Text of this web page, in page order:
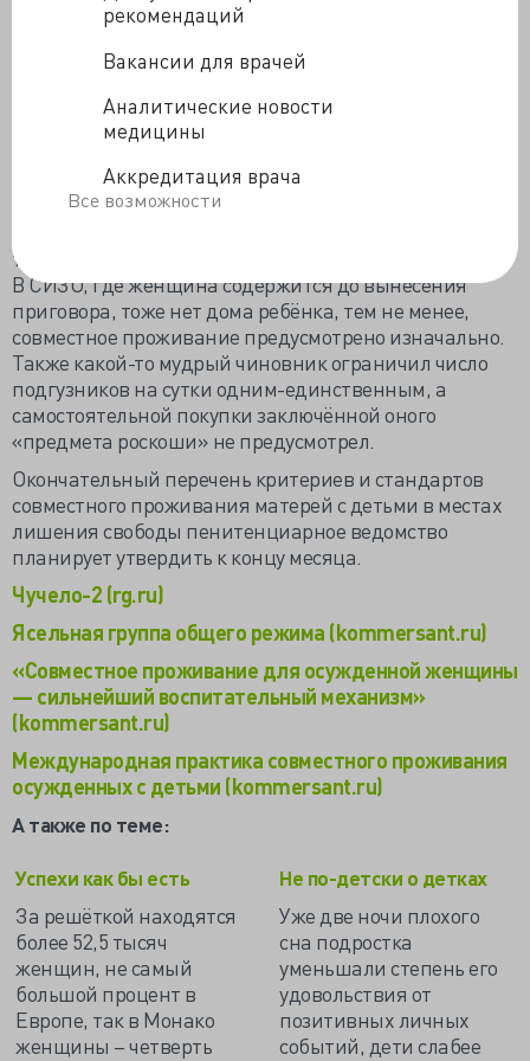
рекомендаций
Вакансии для врачей
Аналитические новости
медицины
Аккредитация врача
Все возможности
своим ребёнком», разлучат их только при угрозе
Парадоксально, но осужденные за менее тяжкие
преступления и проживающие в колониях-
поселениях женщины в этом плане устроены хуже,
регулирующем порядок создания домов ребёнка в
местах лишения свободы приказе
только колонии общего режима, а поселения забыты.
В СИЗО, где женщина содержится до вынесения
приговора, тоже нет дома ребёнка, тем не менее,
совместное проживание предусмотрено изначально.
Также какой-то мудрый чиновник ограничил число
подгузников на сутки одним-единственным, а
самостоятельной покупки заключённой оного
«предмета роскоши» не предусмотрел.
Окончательный перечень критериев и стандартов
совместного проживания матерей с детьми в местах
лишения свободы пенитенциарное ведомство
планирует утвердить к концу месяца.
Чучело-2 (rg.ru)
Ясельная группа общего режима (kommersant.ru)
«Совместное проживание для осужденной женщины
— сильнейший воспитательный механизм»
(kommersant.ru)
Международная практика совместного проживания
осужденных с детьми (kommersant.ru)
А также по теме:
Успехи как бы есть
За решёткой находятся
более 52,5 тысяч
женщин, не самый
большой процент в
Европе, так в Монако
женщины – четверть
Не по-детски о детках
Уже две ночи плохого
сна подростка
уменьшали степень его
удовольствия от
позитивных личных
событий, дети слабее